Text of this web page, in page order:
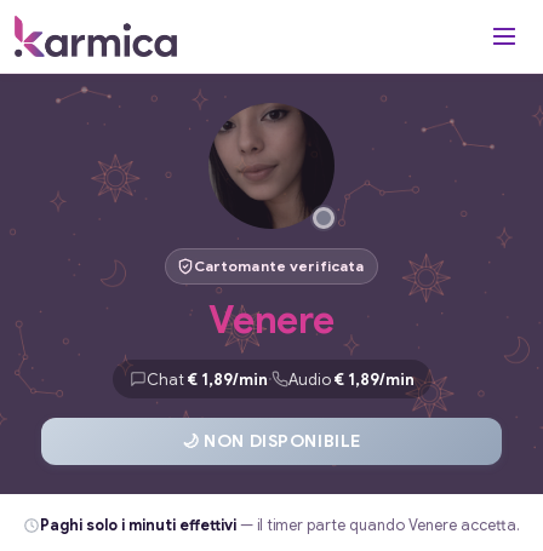
Cartomante verificata
Venere
Chat€ 1,89/min· Audio€ 1,89/min
🌙 NON DISPONIBILE
Paghi solo i minuti effettivi— il timer parte quando Venere accetta.